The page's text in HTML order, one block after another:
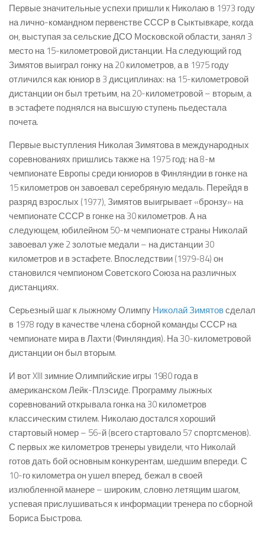
Первые значительные успехи пришли к Николаю в 1973 году
на лично-командном первенстве СССР в Сыктывкаре, когда
он, выступая за сельские ДСО Московской области, занял 3
место на 15-километровой дистанции. На следующий год
Зимятов выиграл гонку на 20 километров, а в 1975 году
отличился как юниор в 3 дисциплинах: на 15-километровой
дистанции он был третьим, на 20-километровой – вторым, а
в эстафете поднялся на высшую ступень пьедестала
почета.
Первые выступления Николая Зимятова в международных
соревнованиях пришлись также на 1975 год: на 8-м
чемпионате Европы среди юниоров в Финляндии в гонке на
15 километров он завоевал серебряную медаль. Перейдя в
разряд взрослых (1977), Зимятов выигрывает «бронзу» на
чемпионате СССР в гонке на 30 километров. А на
следующем, юбилейном 50-м чемпионате страны Николай
завоевал уже 2 золотые медали – на дистанции 30
километров и в эстафете. Впоследствии (1979-84) он
становился чемпионом Советского Союза на различных
дистанциях.
Серьезный шаг к лыжному ОлимпуНиколай Зимятовсделал
в 1978 году в качестве члена сборной команды СССР на
чемпионате мира в Лахти (Финляндия). На 30-километровой
дистанции он был вторым.
И вот XIII зимние Олимпийские игры 1980 года в
американском Лейк-Плэсиде. Программу лыжных
соревнований открывала гонка на 30 километров
классическим стилем. Николаю достался хороший
стартовый номер – 56-й (всего стартовало 57 спортсменов).
С первых же километров тренеры увидели, что Николай
готов дать бой основным конкурентам, шедшим впереди. С
10-го километра он ушел вперед, бежал в своей
излюбленной манере – широким, словно летящим шагом,
успевая прислушиваться к информации тренера по сборной
Бориса Быстрова.